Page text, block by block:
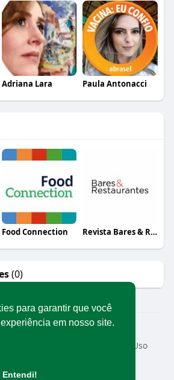
para garantir que você
em nosso site.
Entendi!
Adriana Lara Paula Antonacci
Food Connection Revista Bares & Restaurantes
(0)
2026 Rede Abrasel
Termos de Uso